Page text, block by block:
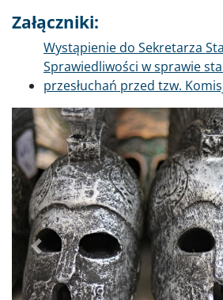
Załączniki:
Dokument
Wystąpienie do Sekretarza
Sprawiedliwości w sprawie
przesłuchań przed tzw.
Poprzednie